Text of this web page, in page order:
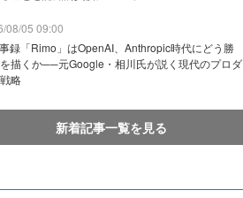
08/05 09:00
録「Rimo」はOpenAI、Anthropic時代にどう勝
描くか──元Google・相川氏が説く現代のプロダ
略
新着記事一覧を見る